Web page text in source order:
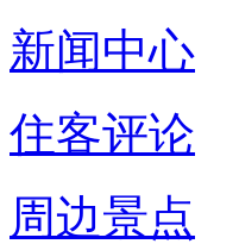
新闻中心
住客评论
周边景点